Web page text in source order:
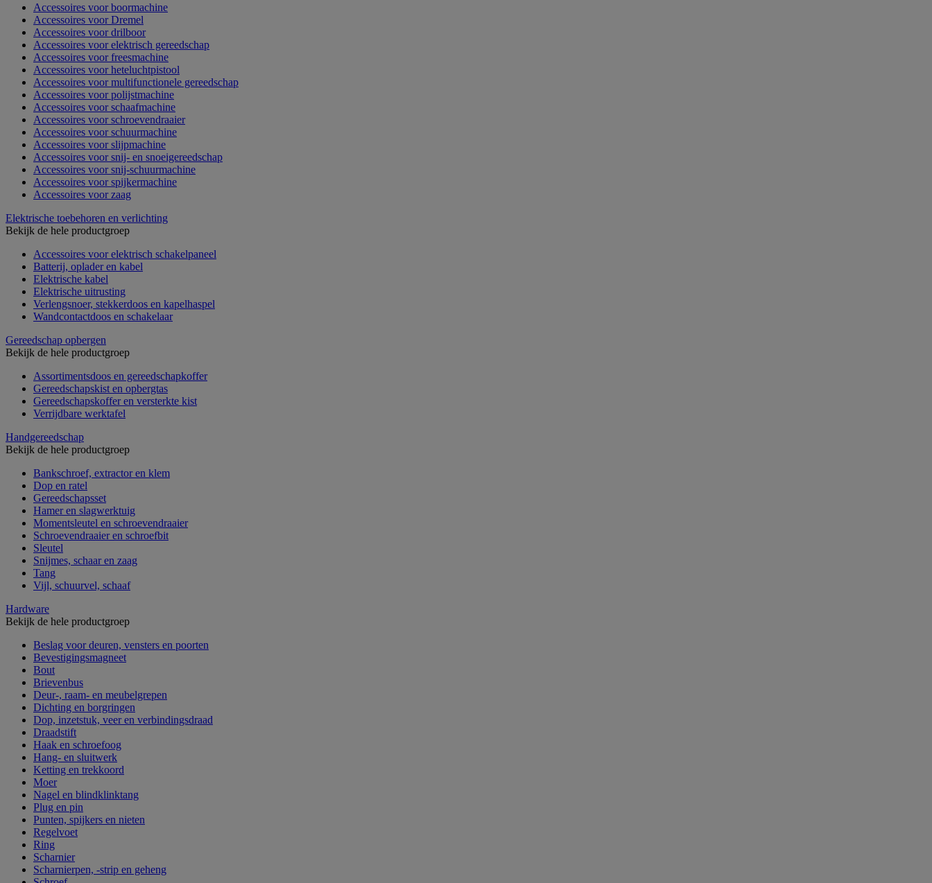
Accessoires voor boormachine
Accessoires voor Dremel
Accessoires voor drilboor
Accessoires voor elektrisch gereedschap
Accessoires voor freesmachine
Accessoires voor heteluchtpistool
Accessoires voor multifunctionele gereedschap
Accessoires voor polijstmachine
Accessoires voor schaafmachine
Accessoires voor schroevendraaier
Accessoires voor schuurmachine
Accessoires voor slijpmachine
Accessoires voor snij- en snoeigereedschap
Accessoires voor snij-schuurmachine
Accessoires voor spijkermachine
Accessoires voor zaag
Elektrische toebehoren en verlichting
Bekijk de hele productgroep
Accessoires voor elektrisch schakelpaneel
Batterij, oplader en kabel
Elektrische kabel
Elektrische uitrusting
Verlengsnoer, stekkerdoos en kapelhaspel
Wandcontactdoos en schakelaar
Gereedschap opbergen
Bekijk de hele productgroep
Assortimentsdoos en gereedschapkoffer
Gereedschapskist en opbergtas
Gereedschapskoffer en versterkte kist
Verrijdbare werktafel
Handgereedschap
Bekijk de hele productgroep
Bankschroef, extractor en klem
Dop en ratel
Gereedschapsset
Hamer en slagwerktuig
Momentsleutel en schroevendraaier
Schroevendraaier en schroefbit
Sleutel
Snijmes, schaar en zaag
Tang
Vijl, schuurvel, schaaf
Hardware
Bekijk de hele productgroep
Beslag voor deuren, vensters en poorten
Bevestigingsmagneet
Bout
Brievenbus
Deur-, raam- en meubelgrepen
Dichting en borgringen
Dop, inzetstuk, veer en verbindingsdraad
Draadstift
Haak en schroefoog
Hang- en sluitwerk
Ketting en trekkoord
Moer
Nagel en blindklinktang
Plug en pin
Punten, spijkers en nieten
Regelvoet
Ring
Scharnier
Scharnierpen, -strip en geheng